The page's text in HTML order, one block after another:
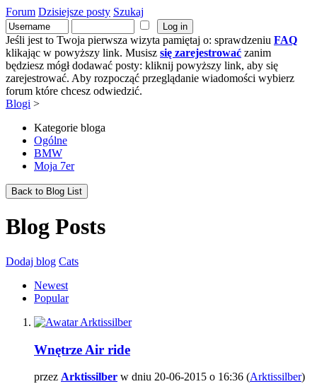
Forum Dzisiejsze posty Szukaj
Jeśli jest to Twoja pierwsza wizyta pamiętaj o: sprawdzeniu FAQ
klikając w powyższy link. Musisz się zarejestrować zanim
będziesz mógł dodawać posty: kliknij powyższy link, aby się
zarejestrować. Aby rozpocząć przeglądanie wiadomości wybierz
forum które chcesz odwiedzić.
Blogi >
Kategorie bloga
Ogólne
BMW
Moja 7er
Back to Blog List
Blog Posts
Dodaj blog Cats
Newest
Popular
Wnętrze Air ride
przez Arktissilber w dniu 20-06-2015 o 16:36 (Arktissilber)